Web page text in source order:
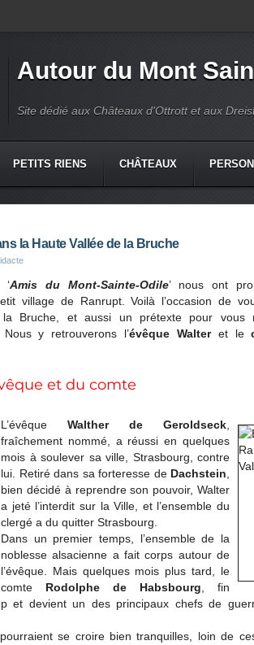
Autour du Mont
Site dédié aux Châteaux d'Ottrott et aux
PETITS RIENS CHÂTEAUX
la Haute Vallée de la Bruche
‘Amis du Mont-Sainte-Odile’ nous ont
village de Ranrupt. Voilà l’occasion de
Bruche, et aussi un prétexte pour vous
y retrouverons l’évêque Walteret le
et du comte
L’évêque Walther de Geroldseck
fraîchement nommé, a réussi en quelques
mois à soulever sa ville, Strasbourg, contre
lui. Retiré dans sa forteresse de Dachstein
bien décidé à reprendre son pouvoir, Walter
a jeté l’interdit sur la Ville, et l’ensemble du
clergé a du quitter Strasbourg.
Dans un premier temps, l’ensemble de la
noblesse alsacienne a fait corps autour de
l’évêque. Mais quelques mois plus tard, le
comte Rodolphe de Habsbourg , fin
et devient un des principaux chefs de
se croire bien tranquilles, loin de